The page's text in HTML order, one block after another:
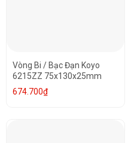
Vòng Bi / Bạc Đạn Koyo
6215ZZ 75x130x25mm
674.700₫